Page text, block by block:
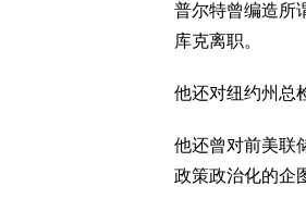
普尔特曾编造所
库克离职。
他还对纽约州总
他还曾对前美联
政策政治化的企